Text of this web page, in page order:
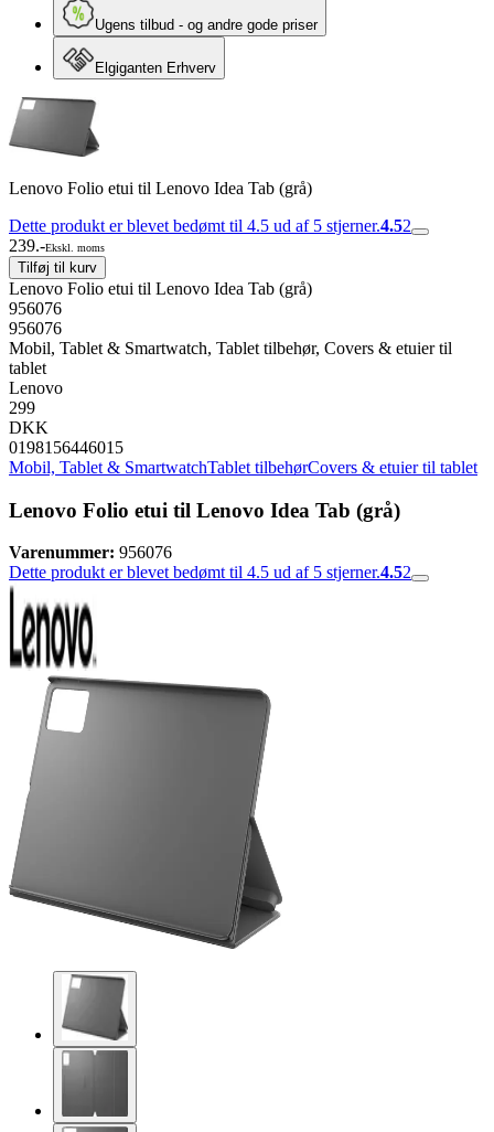
Ugens tilbud - og andre gode priser
Elgiganten Erhverv
Lenovo Folio etui til Lenovo Idea Tab (grå)
Dette produkt er blevet bedømt til 4.5 ud af 5 stjerner.4.52
239.-Ekskl. moms
Tilføj til kurv
Lenovo Folio etui til Lenovo Idea Tab (grå)
956076
956076
Mobil, Tablet & Smartwatch, Tablet tilbehør, Covers & etuier til
tablet
Lenovo
299
DKK
0198156446015
Mobil, Tablet & SmartwatchTablet tilbehørCovers & etuier til tablet
Lenovo Folio etui til Lenovo Idea Tab (grå)
Varenummer: 956076
Dette produkt er blevet bedømt til 4.5 ud af 5 stjerner.4.52